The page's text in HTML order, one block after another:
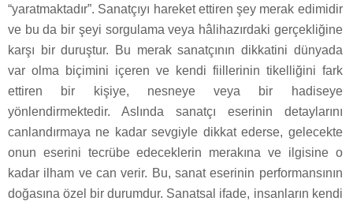
“yaratmaktadır”. Sanatçıyı hareket ettiren şey merak edimidir
ve bu da bir şeyi sorgulama veya hâlihazırdaki gerçekliğine
karşı bir duruştur. Bu merak sanatçının dikkatini dünyada
var olma biçimini içeren ve kendi fiillerinin tikelliğini fark
ettiren bir kişiye, nesneye veya bir hadiseye
yönlendirmektedir. Aslında sanatçı eserinin detaylarını
canlandırmaya ne kadar sevgiyle dikkat ederse, gelecekte
onun eserini tecrübe edeceklerin merakına ve ilgisine o
kadar ilham ve can verir. Bu, sanat eserinin performansının
doğasına özel bir durumdur. Sanatsal ifade, insanların kendi